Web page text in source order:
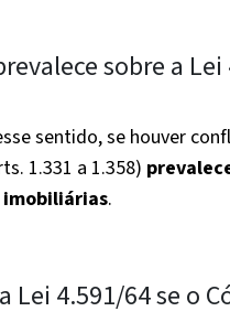
sobre a Lei
sentido, se houver
1.331 a 1.358)
imobiliárias.
Lei 4.591/64 se o